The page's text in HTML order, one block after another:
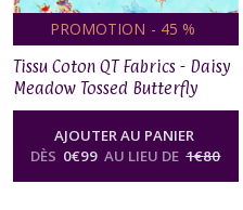
PROMOTION - 45 %
Tissu Coton QT Fabrics - Daisy
Meadow Tossed Butterfly
AJOUTER AU PANIER
DÈS 0€99 AU LIEU DE 1€80